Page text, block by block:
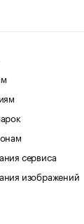
сервиса
изображений